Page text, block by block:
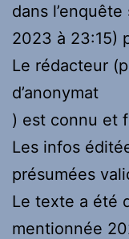
dans
2023 à 23:15)
Le rédacteur
d’anonymat
) est connu et
Les infos
présumées
Le texte a été
mentionnée